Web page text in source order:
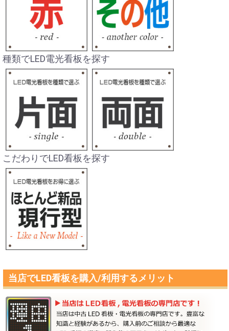
種類でLED電光看板を探す
こだわりでLED看板を探す
当店でLED看板を購入/利用するメリット